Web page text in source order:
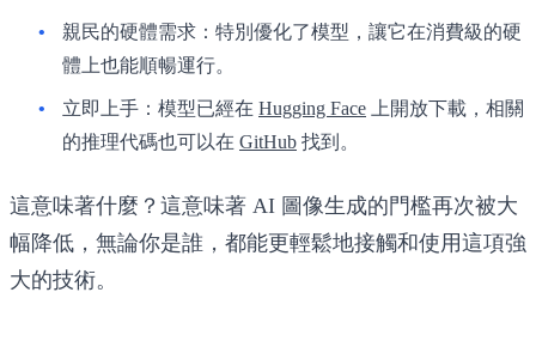
親民的硬體需求 ：特別優化了模型，讓它在消費級的硬
體上也能順暢運行。
立即上手 ：模型已經在 Hugging Face 上開放下載，相關
的推理代碼也可以在 GitHub 找到。
這意味著什麼？這意味著 AI 圖像生成的門檻再次被大
幅降低，無論你是誰，都能更輕鬆地接觸和使用這項強
大的技術。